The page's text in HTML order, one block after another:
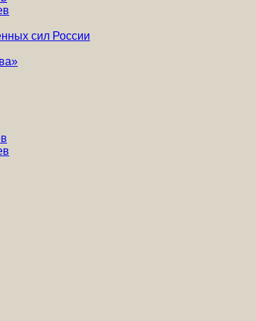
сил России